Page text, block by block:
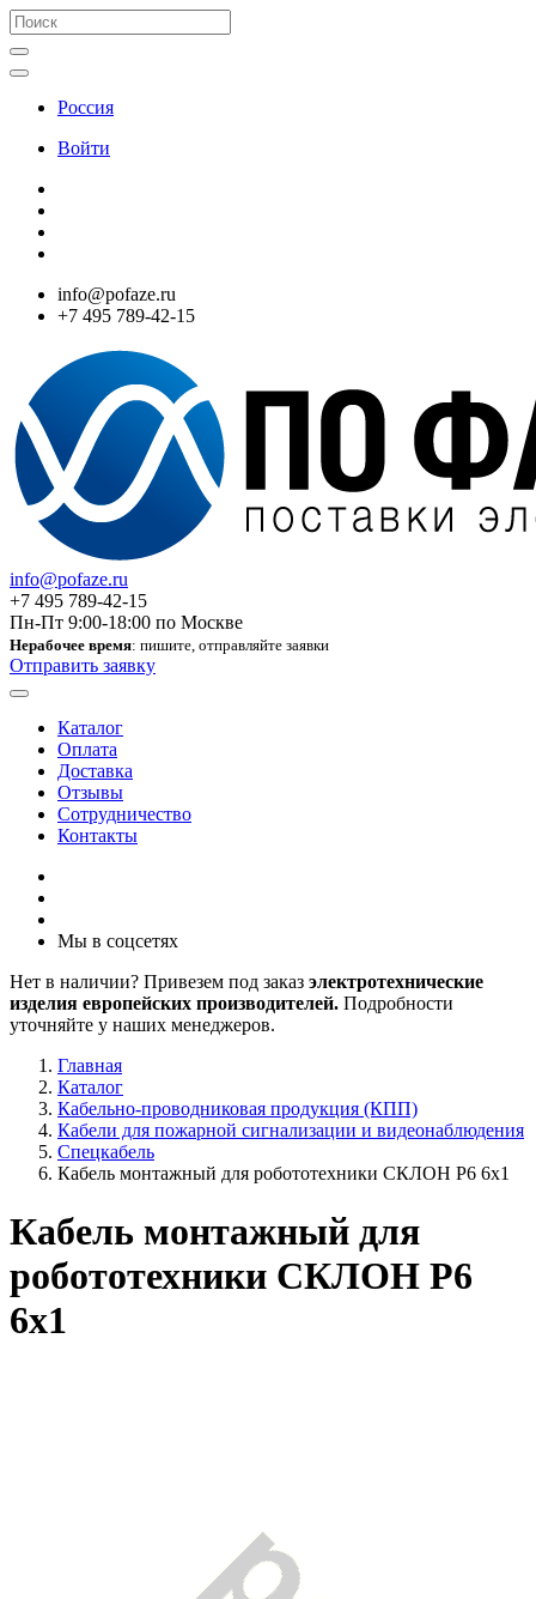
Россия
Войти
info@pofaze.ru
+7 495 789-42-15
info@pofaze.ru
+7 495 789-42-15
Пн-Пт 9:00-18:00 по Москве
Нерабочее время: пишите, отправляйте заявки
Отправить заявку
Каталог
Оплата
Доставка
Отзывы
Сотрудничество
Контакты
Мы в соцсетях
Нет в наличии? Привезем под заказ электротехнические
изделия европейских производителей. Подробности
уточняйте у наших менеджеров.
Главная
Каталог
Кабельно-проводниковая продукция (КПП)
Кабели для пожарной сигнализации и видеонаблюдения
Спецкабель
Кабель монтажный для робототехники СКЛОН Р6 6х1
Кабель монтажный для
робототехники СКЛОН Р6
6х1